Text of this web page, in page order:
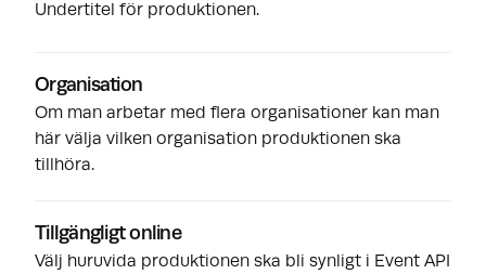
Undertitel för produktionen.
Organisation
Om man arbetar med flera organisationer kan man
här välja vilken organisation produktionen ska
tillhöra.
Tillgängligt online
Välj huruvida produktionen ska bli synligt i Event API